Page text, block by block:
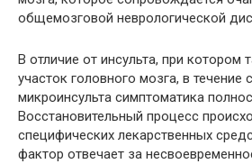
общемозговой неврологической
В отличие от инсульта, при котором
участок головного мозга, в течение
микроинсульта симптоматика
Восстановительный процесс
специфических лекарственных
фактор отвечает за